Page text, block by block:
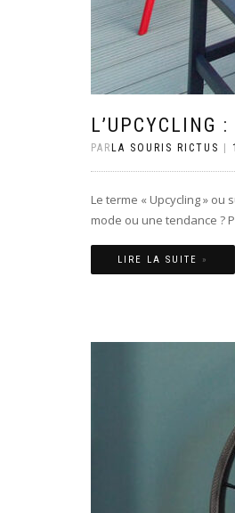
L’UPCYCLING
PAR LA SOURIS RICTUS
Le terme « Upcycling »
mode ou une tendance ?
LIRE LA SUITE